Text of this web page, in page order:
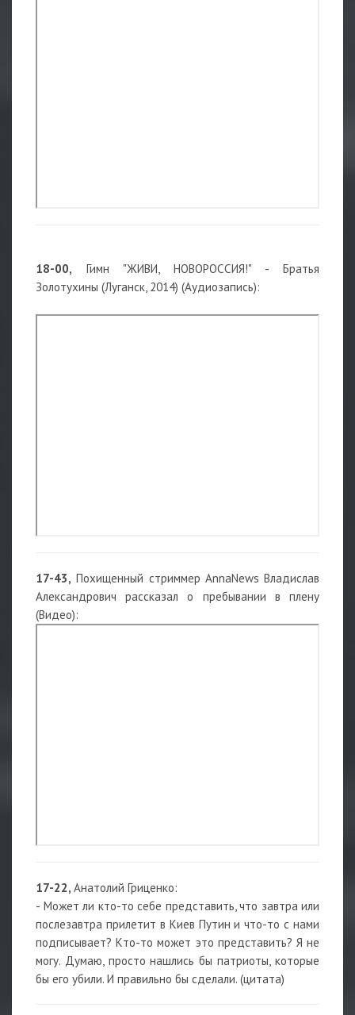
18-00, Гимн "ЖИВИ, НОВОРОССИЯ!" - Братья
Золотухины (Луганск, 2014) (Аудиозапись):
17-43, Похищенный стриммер AnnaNews Владислав
Александрович рассказал о пребывании в плену
(Видео):
17-22, Анатолий Гриценко:
- Может ли кто-то себе представить, что завтра или
послезавтра прилетит в Киев Путин и что-то с нами
подписывает? Кто-то может это представить? Я не
могу. Думаю, просто нашлись бы патриоты, которые
бы его убили. И правильно бы сделали. (цитата)